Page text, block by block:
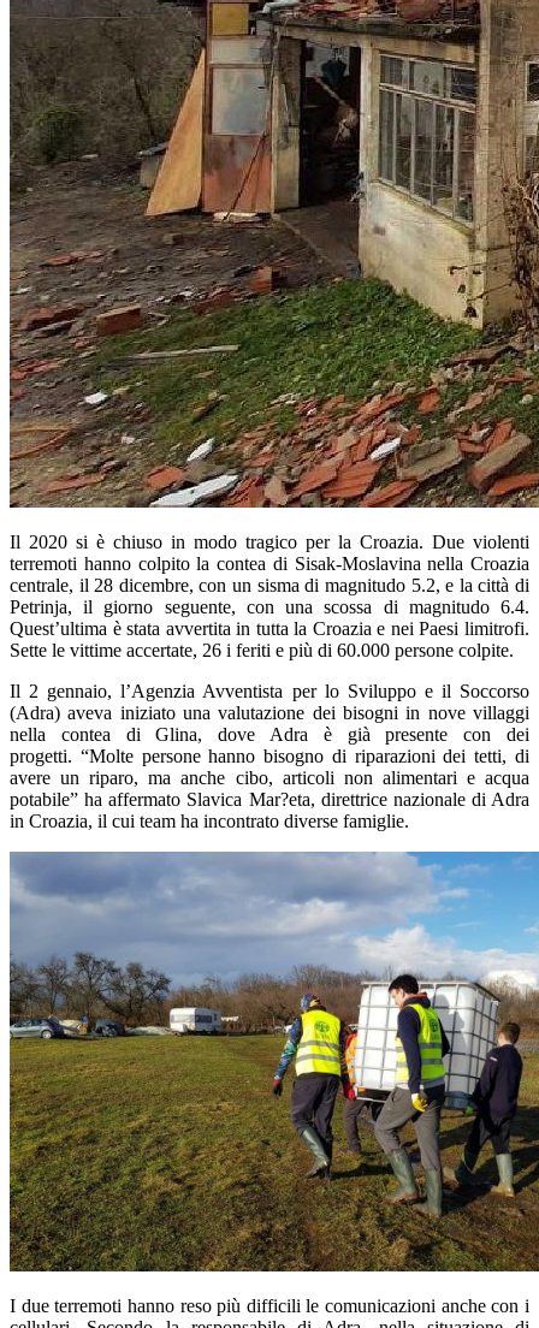
Il 2020 si è chiuso in modo tragico per la Croazia. Due violenti
terremoti hanno colpito la contea di Sisak-Moslavina nella Croazia
centrale, il 28 dicembre, con un sisma di magnitudo 5.2, e la città di
Petrinja, il giorno seguente, con una scossa di magnitudo 6.4.
Quest’ultima è stata avvertita in tutta la Croazia e nei Paesi limitrofi.
Sette le vittime accertate, 26 i feriti e più di 60.000 persone colpite.
Il 2 gennaio, l’Agenzia Avventista per lo Sviluppo e il Soccorso
(Adra) aveva iniziato una valutazione dei bisogni in nove villaggi
nella contea di Glina, dove Adra è già presente con dei
progetti. “Molte persone hanno bisogno di riparazioni dei tetti, di
avere un riparo, ma anche cibo, articoli non alimentari e acqua
potabile” ha affermato Slavica Mar?eta, direttrice nazionale di Adra
in Croazia, il cui team ha incontrato diverse famiglie.
I due terremoti hanno reso più difficili le comunicazioni anche con i